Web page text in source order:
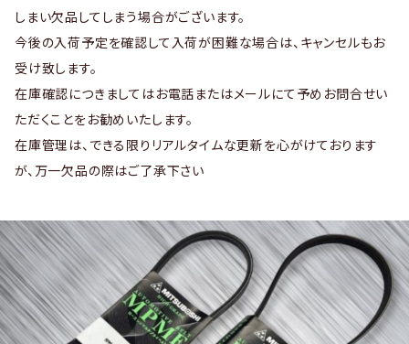
しまい欠品してしまう場合がございます。
今後の入荷予定を確認して入荷が困難な場合は、キャンセルもお
受け致します。
在庫確認につきましてはお電話またはメールにて予めお問合せい
ただくことをお勧めいたします。
在庫管理は、できる限りリアルタイムな更新を心がけております
が、万一欠品の際はご了承下さい